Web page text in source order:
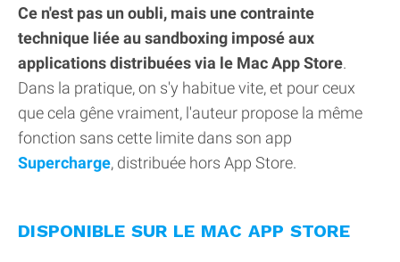
Ce n'est pas un oubli, mais une contrainte
technique liée au sandboxing imposé aux
applications distribuées via le Mac App Store.
Dans la pratique, on s'y habitue vite, et pour ceux
que cela gêne vraiment, l'auteur propose la même
fonction sans cette limite dans son app
Supercharge, distribuée hors App Store.
DISPONIBLE SUR LE MAC APP STORE